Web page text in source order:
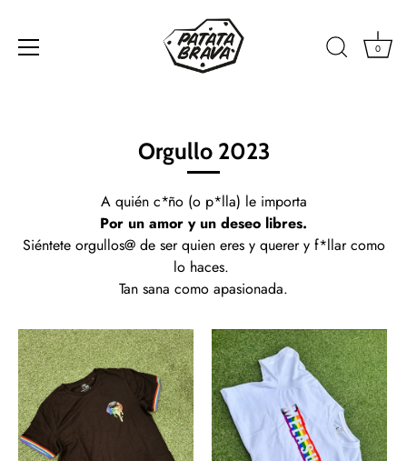
0
Orgullo 2023
A quién c*ño (o p*lla) le importa
Por un amor y un deseo libres.
Siéntete orgullos@ de ser quien eres y querer y f*llar como
lo haces.
Tan sana como apasionada.